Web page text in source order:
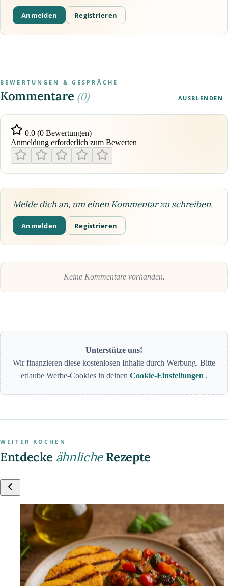
Anmelden Registrieren
BEWERTUNGEN & GESPRÄCHE
Kommentare (0) AUSBLENDEN
0.0 (0 Bewertungen)
Anmeldung erforderlich zum Bewerten
Melde dich an, um einen Kommentar zu schreiben.
Anmelden Registrieren
Keine Kommentare vorhanden.
Unterstütze uns!
Wir finanzieren diese kostenlosen Inhalte durch Werbung. Bitte
erlaube Werbe-Cookies in deinen Cookie-Einstellungen .
WEITER KOCHEN
Entdecke ähnlicheRezepte